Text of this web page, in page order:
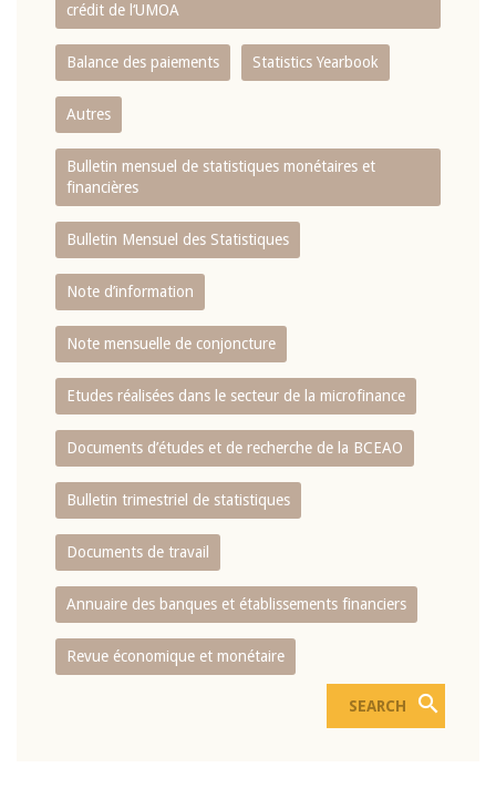
crédit de l‘UMOA
Balance des paiements Statistics Yearbook
Autres
Bulletin mensuel de statistiques monétaires et
financières
Bulletin Mensuel des Statistiques
Note d’information
Note mensuelle de conjoncture
Etudes réalisées dans le secteur de la microfinance
Documents d’études et de recherche de la BCEAO
Bulletin trimestriel de statistiques
Documents de travail
Annuaire des banques et établissements financiers
Revue économique et monétaire